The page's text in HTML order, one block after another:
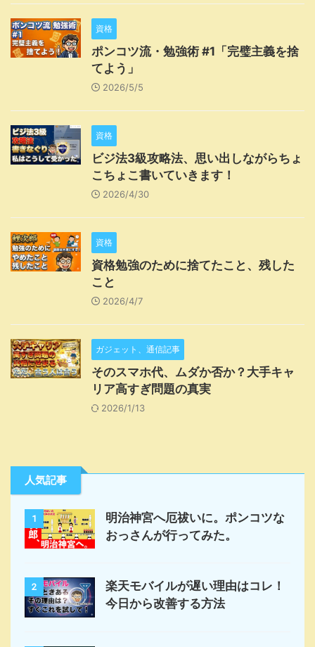
資格
ポンコツ流・勉強術 #1「完璧主義を捨
てよう」
2026/5/5
資格
ビジ法3級攻略法、思い出しながらちょ
こちょこ書いていきます！
2026/4/30
資格
資格勉強のために捨てたこと、残した
こと
2026/4/7
ガジェット、通信記事
そのスマホ代、ムダか否か？大手キャ
リア高すぎ問題の真実
2026/1/13
人気記事
1
明治神宮へ厄祓いに。ポンコツな
おっさんが行ってみた。
2
楽天モバイルが遅い理由はコレ！
今日から改善する方法